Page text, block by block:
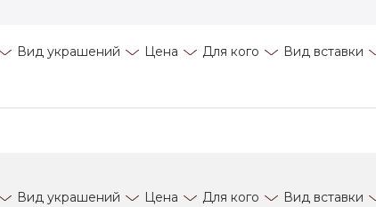
Вид украшений Цена Для кого Вид вставки
Вид украшений Цена Для кого Вид вставки